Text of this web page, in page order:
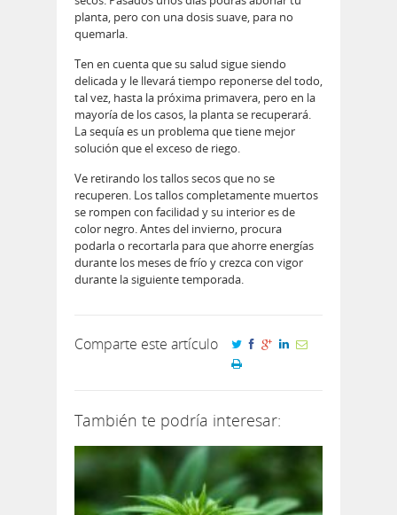
planta, pero con una dosis suave, para no
quemarla.
Ten en cuenta que su salud sigue siendo
delicada y le llevará tiempo reponerse del todo,
tal vez, hasta la próxima primavera, pero en la
mayoría de los casos, la planta se recuperará.
La sequía es un problema que tiene mejor
solución que el exceso de riego.
Ve retirando los tallos secos que no se
recuperen. Los tallos completamente muertos
se rompen con facilidad y su interior es de
color negro. Antes del invierno, procura
podarla o recortarla para que ahorre energías
durante los meses de frío y crezca con vigor
durante la siguiente temporada.
Comparte este artículo
También te podría interesar: